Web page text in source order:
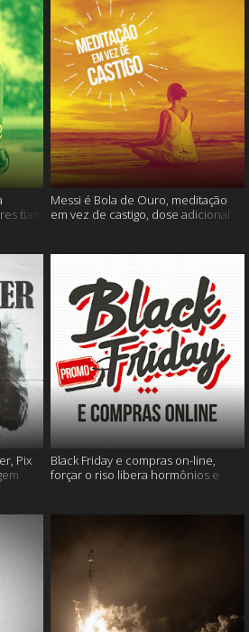
ficam
Messi é Bola de Ouro, meditação
em vez de castigo, dose adicional
Pix
Black Friday e compras on-line,
forçar o riso libera hormônios e